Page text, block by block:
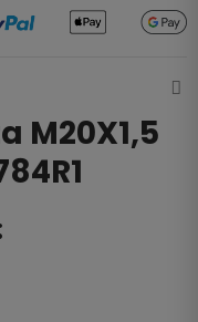
M20X1,5